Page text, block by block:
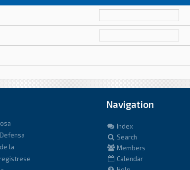
la
Navigation
Index
Search
Members
Calendar